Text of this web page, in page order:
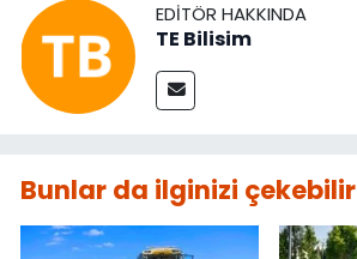
EDITÖR HAKKINDA
TE Bilisim
Bunlar da ilginizi çekebilir